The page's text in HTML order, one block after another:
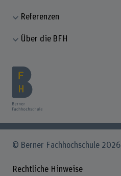
Referenzen
Über die BFH
© Berner Fachhochschule 2026
Rechtliche Hinweise